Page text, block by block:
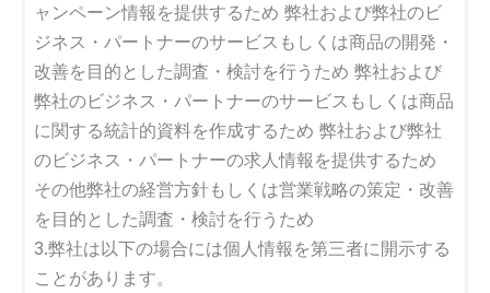
ャンペーン情報を提供するため 弊社および弊社のビ
ジネス・パートナーのサービスもしくは商品の開発・
改善を目的とした調査・検討を行うため 弊社および
弊社のビジネス・パートナーのサービスもしくは商品
に関する統計的資料を作成するため 弊社および弊社
のビジネス・パートナーの求人情報を提供するため
その他弊社の経営方針もしくは営業戦略の策定・改善
を目的とした調査・検討を行うため
3.弊社は以下の場合には個人情報を第三者に開示する
ことがあります。